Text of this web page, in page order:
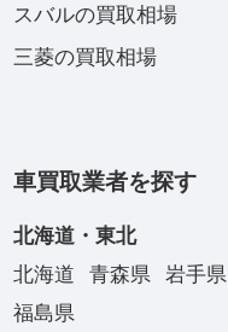
スバルの買取相場
三菱の買取相場
車買取業者を探す
北海道・東北
北海道
青森県 岩手県
福島県